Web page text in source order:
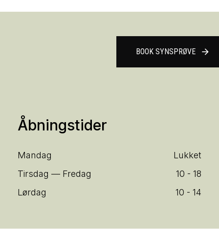
Åbningstider
Mandag
Lukket
Tirsdag — Fredag
10 - 18
Lørdag
10 - 14
BOOK SYNSPRØVE arrow_forward